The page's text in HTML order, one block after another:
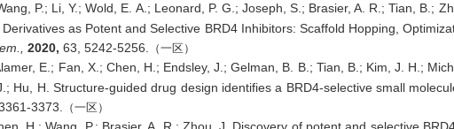
P.; Li, Y.; Wold, E. A.; Leonard, P. G.; Joseph, S.; Brasier, A. R.; Tian, B.;
as Potent and Selective BRD4 Inhibitors: Scaffold Hopping,
2020, 63, 5242-5256.
（一区）
E.; Fan, X.; Chen, H.; Endsley, J.; Gelman, B. B.; Tian, B.; Kim, J. H.;
Hu, H. Structure-guided drug design identifies a BRD4-selective small
3373.
（一区）